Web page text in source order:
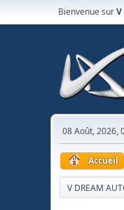
Bienvenue surV
08 Août, 2026,
Accueil
V DREAM